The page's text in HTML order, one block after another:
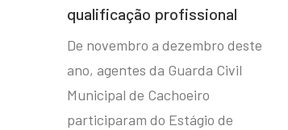
qualificação profissional
De novembro a dezembro deste
ano, agentes da Guarda Civil
Municipal de Cachoeiro
participaram do Estágio de